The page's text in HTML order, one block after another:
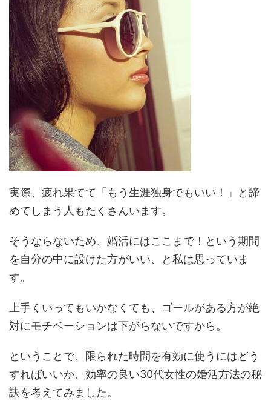
実際、疲れ果てて「もう生涯独身でもいい！」と諦
めてしまう人もたくさんいます。
そうならないため、婚活にはここまで！という期間
を自分の中に設けた方がいい、と私は思っていま
す。
上手くいってもいかなくても、ゴールがある方が絶
対にモチベーションは下がらないですから。
ということで、限られた時間を有効に使うにはどう
すればいいか、効率の良い30代女性の婚活方法の秘
訣を考えてみました。